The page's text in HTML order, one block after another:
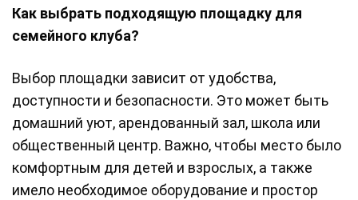
Как выбрать подходящую площадку для
семейного клуба?
Выбор площадки зависит от удобства,
доступности и безопасности. Это может быть
домашний уют, арендованный зал, школа или
общественный центр. Важно, чтобы место было
комфортным для детей и взрослых, а также
имело необходимое оборудование и простор